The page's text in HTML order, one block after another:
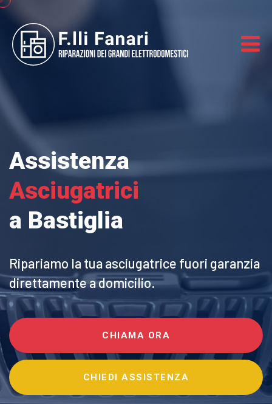
Assistenza
Asciugatrici
a Bastiglia
Ripariamo la tua asciugatrice fuori garanzia
direttamente a domicilio.
CHIAMA ORA
CHIEDI ASSISTENZA